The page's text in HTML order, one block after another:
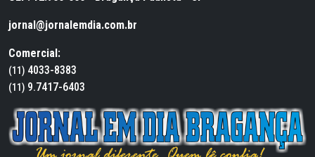
jornal@jornalemdia.com.br
Comercial:
(11) 4033-8383
(11) 9.7417-6403